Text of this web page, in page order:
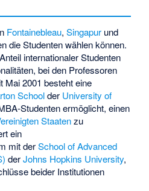
Fontainebleau,Singapur und
die Studenten wählen können.
internationaler Studenten
bei den Professoren
Mai 2001 besteht eine
Schoolder University of
Studenten ermöglicht, einen
Staatenzu
ein
mit derSchool of Advanced
derJohns Hopkins University,
beider Institutionen